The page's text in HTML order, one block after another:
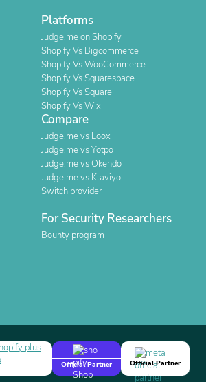
Platforms
Judge.me on Shopify
Shopify Vs Bigcommerce
Shopify Vs WooCommerce
Shopify Vs Squarespace
Shopify Vs Square
Shopify Vs Wix
Compare
Judge.me vs Loox
Judge.me vs Yotpo
Judge.me vs Okendo
Judge.me vs Klaviyo
Switch provider
For Security Researchers
Bounty program
Official Partner
Official Partner